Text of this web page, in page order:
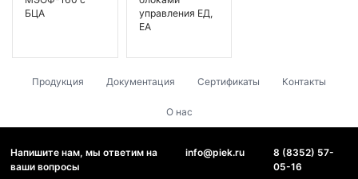
БЦА
управления ЕД,
ЕА
Продукция Документация Сертификаты Контакты
О нас
Напишите нам, мы ответим на
ваши вопросы
info@piek.ru
8 (8352) 57-
05-16